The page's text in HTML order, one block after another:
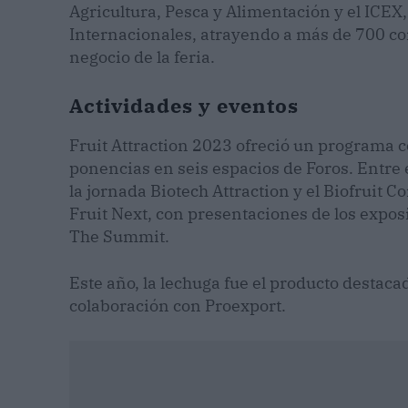
Agricultura, Pesca y Alimentación y el
Internacionales, atrayendo a más de 700
negocio de la feria.
Actividades y eventos
Fruit Attraction 2023 ofreció un programa
ponencias en seis espacios de Foros.
la jornada Biotech Attraction y el Biofruit
Fruit Next, con presentaciones de los
The Summit.
Este año, la lechuga fue el producto
colaboración con Proexport.